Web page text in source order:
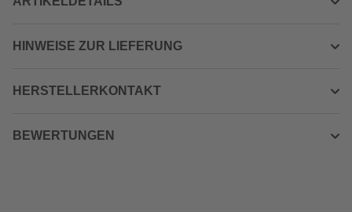
HINWEISE ZUR LIEFERUNG
HERSTELLERKONTAKT
BEWERTUNGEN